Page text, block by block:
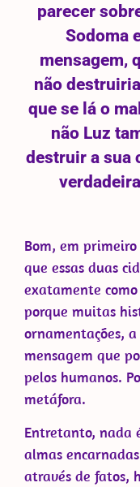
parecer
Sodoma
mensagem,
não
que se lá o
não Luz
destruir a sua
Bom, em
que essas duas
exatamente
porque muitas
ornamentações,
mensagem que
pelos humanos.
metáfora.
Entretanto, nada
almas
através de fatos,